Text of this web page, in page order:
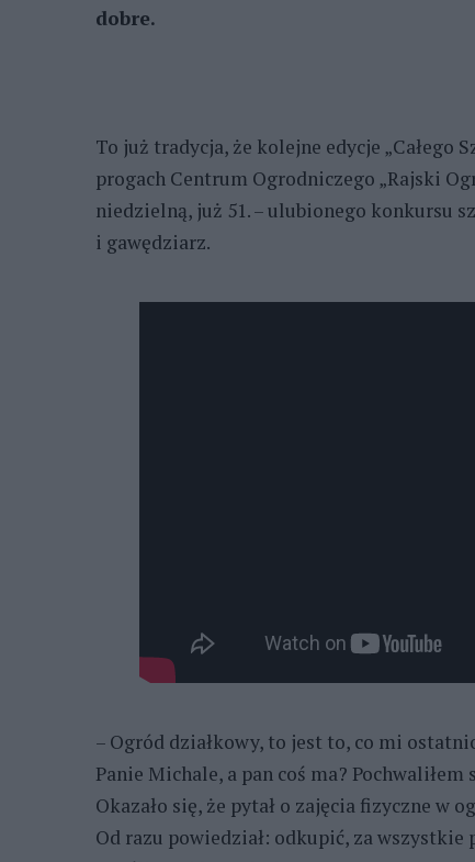
dobre.
To już tradycja, że kolejne edycje „Całego
progach Centrum Ogrodniczego „Rajski
niedzielną, już 51. – ulubionego konkursu
i gawędziarz.
– Ogród działkowy, to jest to, co mi
Panie Michale, a pan coś ma?
Okazało się, że pytał o zajęcia fizyczne w
Od razu powiedział: odkupić, za